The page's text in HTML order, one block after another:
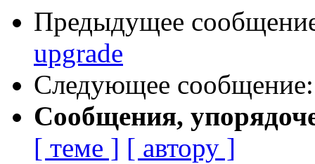
Предыдущее
upgrade
Следующее
Сообщения,
[ теме ] [ автору ]